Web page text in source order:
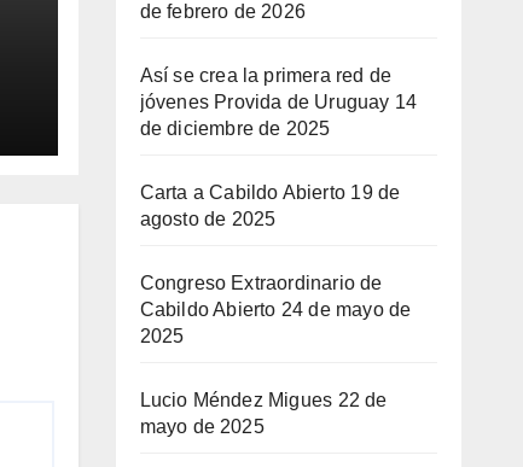
de febrero de 2026
Así se crea la primera red de
jóvenes Provida de Uruguay 14
de diciembre de 2025
Carta a Cabildo Abierto 19 de
agosto de 2025
Congreso Extraordinario de
Cabildo Abierto 24 de mayo de
2025
Lucio Méndez Migues 22 de
mayo de 2025